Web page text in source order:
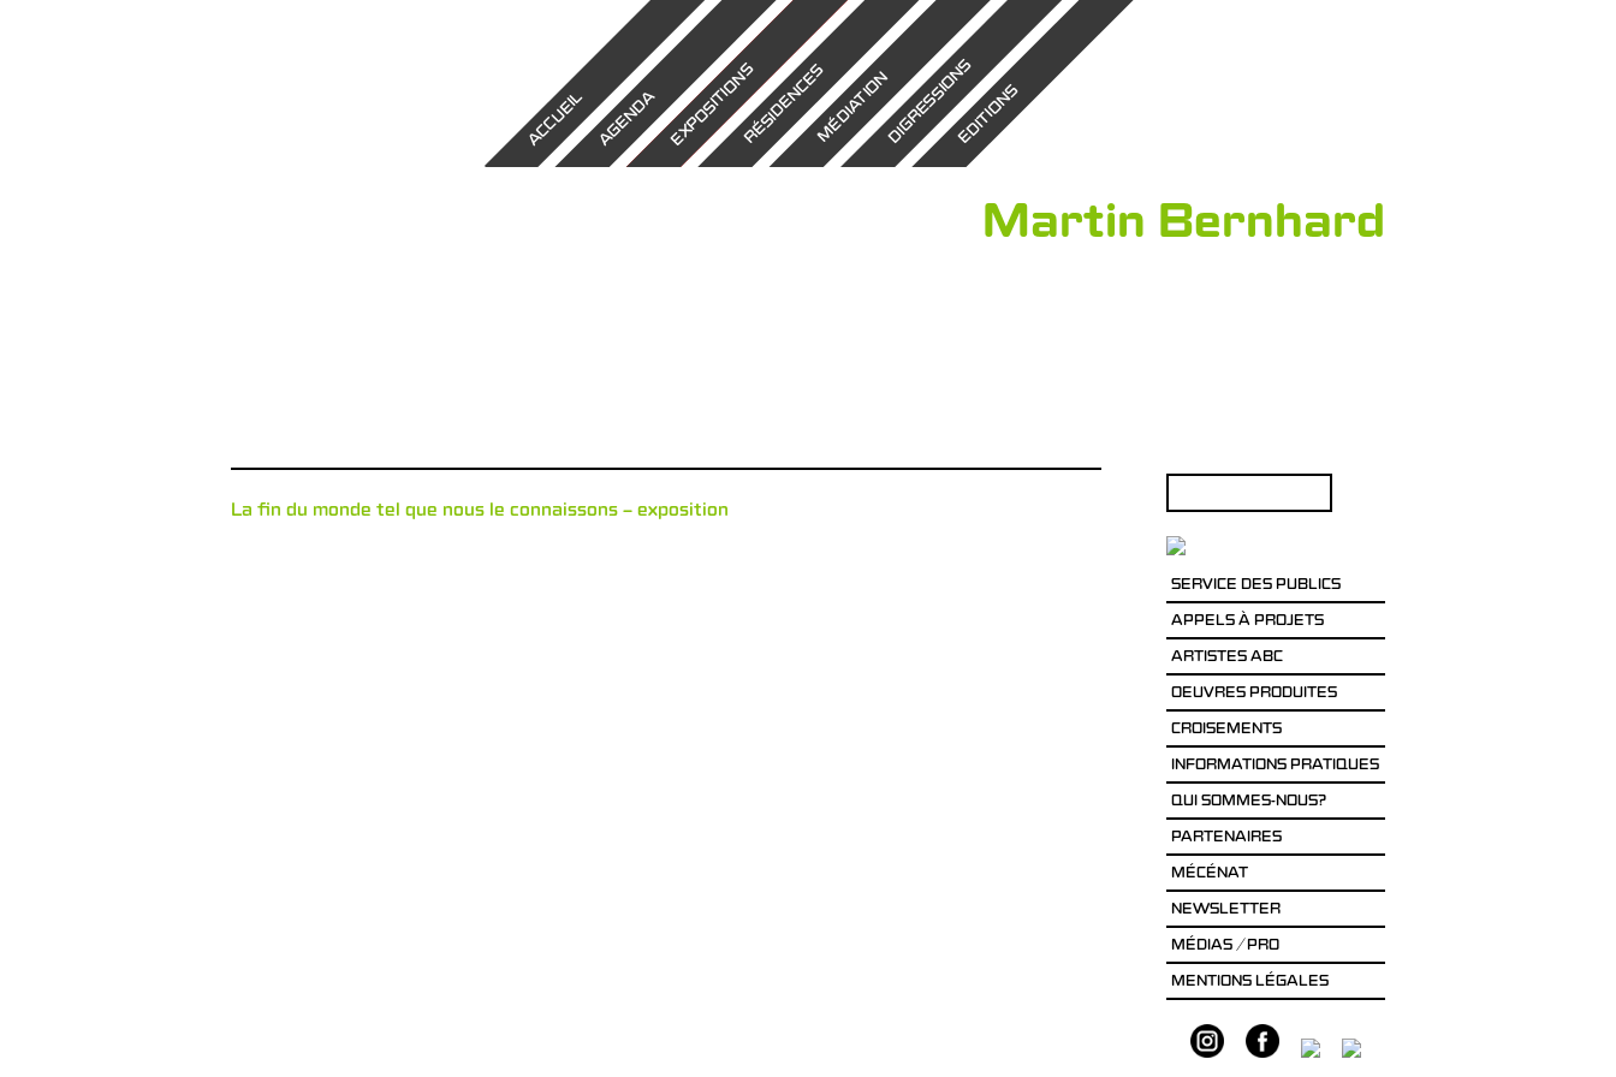
ACCUEILAGENDAEXPOSITIONSRÉSIDENCESMÉDIATIONDIGRESSIONSEDITIONS
Martin Bernhard
La fin du monde tel que nous le connaissons – exposition
SERVICE DES PUBLICS
APPELS À PROJETS
ARTISTES ABC
OEUVRES PRODUITES
CROISEMENTS
INFORMATIONS PRATIQUES
QUI SOMMES-NOUS?
PARTENAIRES
MÉCÉNAT
NEWSLETTER
MÉDIAS / PRO
MENTIONS LÉGALES